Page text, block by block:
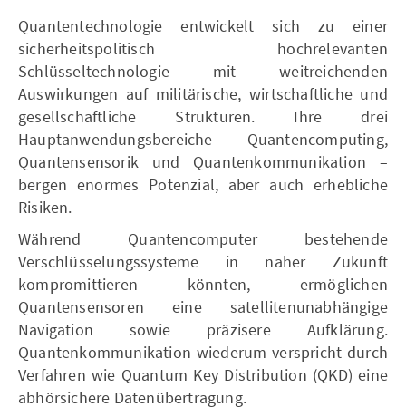
Quantentechnologie entwickelt sich zu einer
sicherheitspolitisch hochrelevanten
Schlüsseltechnologie mit weitreichenden
Auswirkungen auf militärische, wirtschaftliche und
gesellschaftliche Strukturen. Ihre drei
Hauptanwendungsbereiche – Quantencomputing,
Quantensensorik und Quantenkommunikation –
bergen enormes Potenzial, aber auch erhebliche
Risiken.
Während Quantencomputer bestehende
Verschlüsselungssysteme in naher Zukunft
kompromittieren könnten, ermöglichen
Quantensensoren eine satellitenunabhängige
Navigation sowie präzisere Aufklärung.
Quantenkommunikation wiederum verspricht durch
Verfahren wie Quantum Key Distribution (QKD) eine
abhörsichere Datenübertragung.